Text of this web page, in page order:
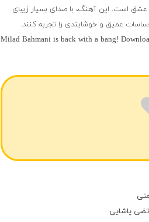
عشق است. این آهنگ، با صدای بسیار زیبای
عمیق و خوشایندی را تجربه کنند.
Milad Bahmani is back with a bang!
پاشایی